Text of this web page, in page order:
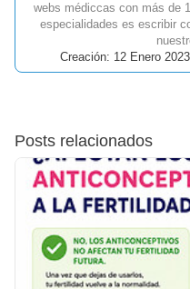
webs médiccas con más de
especialidades es escribir
Creación: 12 Enero
Posts relacionados